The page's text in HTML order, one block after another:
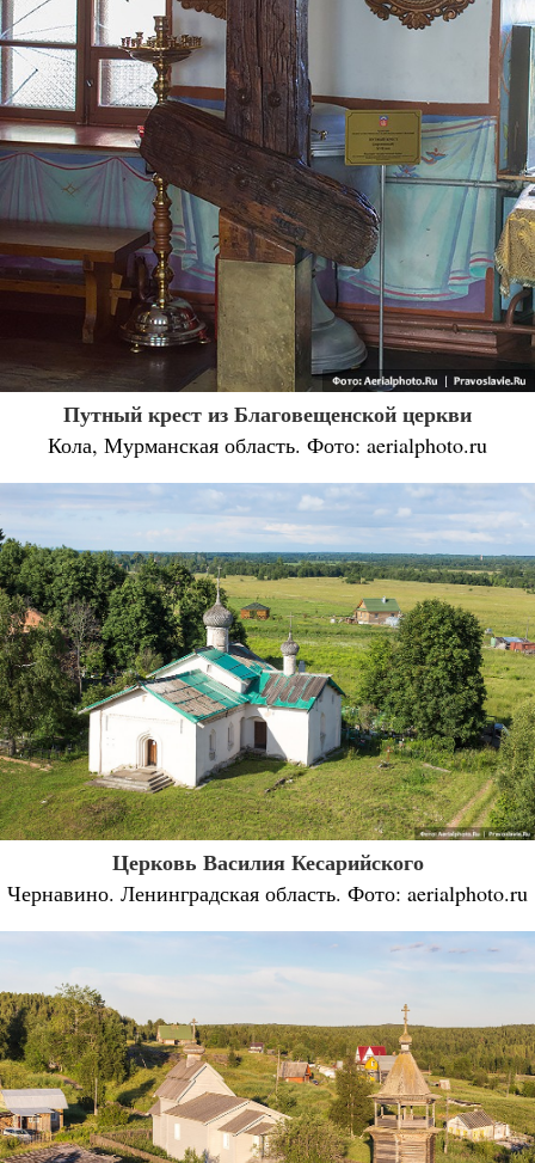
Путный крест из Благовещенской церкви
Кола, Мурманская область. Фото: aerialphoto.ru
Церковь Василия Кесарийского
Чернавино. Ленинградская область. Фото: aerialphoto.ru